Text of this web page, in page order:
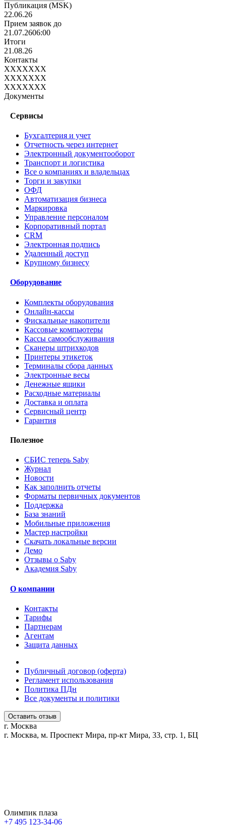
Публикация (MSK)
22.06.26
Прием заявок до
21.07.2606:00
Итоги
21.08.26
Контакты
XXXXXXX
XXXXXXX
XXXXXXX
Документы
Сервисы
Бухгалтерия и учет
Отчетность через интернет
Электронный документооборот
Транспорт и логистика
Все о компаниях и владельцах
Торги и закупки
ОФД
Автоматизация бизнеса
Маркировка
Управление персоналом
Корпоративный портал
CRM
Электронная подпись
Удаленный доступ
Крупному бизнесу
Оборудование
Комплекты оборудования
Онлайн-кассы
Фискальные накопители
Кассовые компьютеры
Кассы самообслуживания
Сканеры штрихкодов
Принтеры этикеток
Терминалы сбора данных
Электронные весы
Денежные ящики
Расходные материалы
Доставка и оплата
Сервисный центр
Гарантия
Полезное
СБИС теперь Saby
Журнал
Новости
Как заполнить отчеты
Форматы первичных документов
Поддержка
База знаний
Мобильные приложения
Мастер настройки
Скачать локальные версии
Демо
Отзывы о Saby
Академия Saby
О компании
Контакты
Тарифы
Партнерам
Агентам
Защита данных
Публичный договор (оферта)
Регламент использования
Политика ПДн
Все документы и политики
Оставить отзыв
г. Москва
г. Москва, м. Проспект Мира, пр-кт Мира, 33, стр. 1, БЦ
Олимпик плаза
+7 495 123-34-06